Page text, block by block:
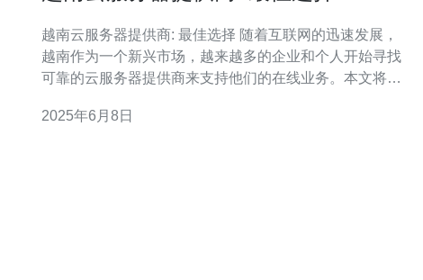
越南云服务器提供商: 最佳选择 随着互联网的迅速发展，
越南作为一个新兴市场，越来越多的企业和个人开始寻找
可靠的云服务器提供商来支持他们的在线业务。本文将介
越南的云服务器提供商具有许多优势，包括价格实惠、高
2025年6月8日